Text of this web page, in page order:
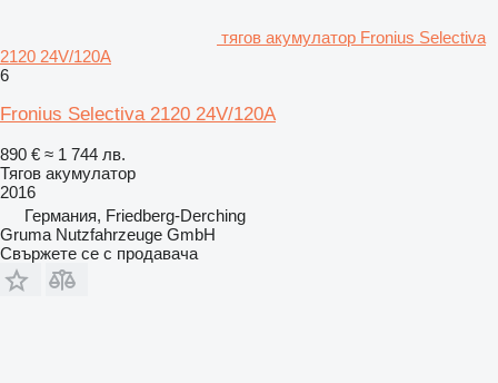
тягов акумулатор Fronius Selectiva
2120 24V/120A
6
Fronius Selectiva 2120 24V/120A
890 € ≈ 1 744 лв.
Тягов акумулатор
2016
Германия, Friedberg-Derching
Gruma Nutzfahrzeuge GmbH
Свържете се с продавача